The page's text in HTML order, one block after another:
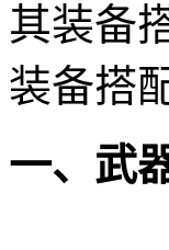
其装备
装备搭
一、武